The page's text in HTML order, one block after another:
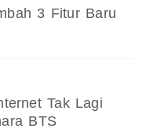
3 Fitur Baru
Tak Lagi
BTS